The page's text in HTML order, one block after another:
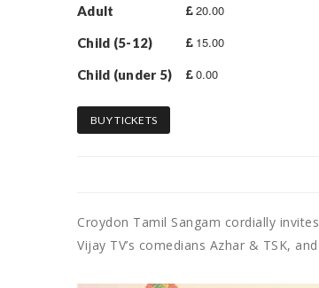
Adult 20.00
Child (5-12) 15.00
Child (under 5) 0.00
BUY TICKETS
Croydon Tamil Sangam cordially
Vijay TV’s comedians Azhar & TSK,